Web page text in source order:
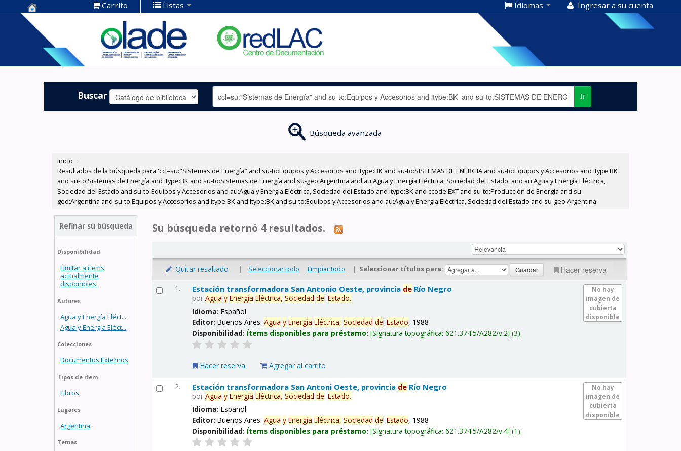
Centro de
Documentación
OLADE -
Carrito Listas Idiomas Ingresar a su cuenta
Buscar Ir
Búsqueda avanzada
Inicio ›
Resultados de la búsqueda para 'ccl=su:"Sistemas de Energía" and su-to:Equipos y Accesorios and itype:BK and su-to:SISTEMAS DE ENERGIA and su-to:Equipos y Accesorios and itype:BK
and su-to:Sistemas de Energía and itype:BK and su-to:Sistemas de Energía and su-geo:Argentina and au:Agua y Energía Eléctrica, Sociedad del Estado. and au:Agua y Energía Eléctrica,
Sociedad del Estado and su-to:Equipos y Accesorios and au:Agua y Energía Eléctrica, Sociedad del Estado and itype:BK and ccode:EXT and su-to:Producción de Energía and su-
geo:Argentina and su-to:Equipos y Accesorios and itype:BK and itype:BK and su-to:Equipos y Accesorios and au:Agua y Energía Eléctrica, Sociedad del Estado and su-geo:Argentina'
Refinar su búsqueda
Disponibilidad
Limitar a ítems
actualmente
disponibles.
Autores
Agua y Energía Eléct...
Agua y Energía Eléct...
Colecciones
Documentos Externos
Tipos de ítem
Libros
Lugares
Argentina
Temas
Su búsqueda retornó 4 resultados.
Quitar resaltado | Seleccionar todo Limpiar todo | Seleccionar títulos para: Hacer reserva
1.
No hay
imagen de
cubierta
disponible
Estación transformadora San Antonio Oeste, provincia de Río Negro
porAgua y Energía Eléctrica, Sociedad delEstado.
Idioma:Español
Editor:Buenos Aires:Agua y Energía Eléctrica, Sociedad delEstado, 1988
Disponibilidad: Ítems disponibles para préstamo: Signatura topográfica:621.374.5/A282/v.2 (3).
Hacer reserva Agregar al carrito
2.
No hay
imagen de
cubierta
disponible
Estación transformadora San Antoni Oeste, provincia de Río Negro
porAgua y Energía Eléctrica, Sociedad delEstado.
Idioma:Español
Editor:Buenos Aires:Agua y Energía Eléctrica, Sociedad delEstado, 1988
Disponibilidad: Ítems disponibles para préstamo: Signatura topográfica:621.374.5/A282/v.4 (1).